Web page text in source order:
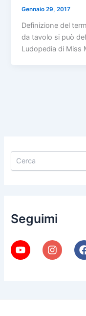
Gennaio 29, 2017
Definizione del
da tavolo si può
Ludopedia di Miss
Cerca
Seguimi